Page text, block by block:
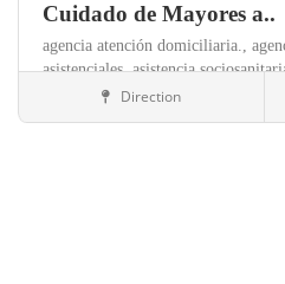
Cuidado de Mayores a..
agencia atención domiciliaria.,
asistenciales,asistencia
ServiciosDirection